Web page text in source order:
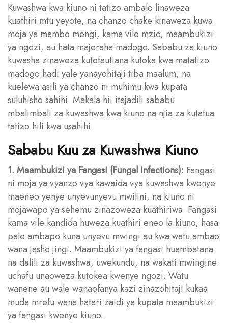
Kuwashwa kwa kiuno ni tatizo ambalo linaweza
kuathiri mtu yeyote, na chanzo chake kinaweza kuwa
moja ya mambo mengi, kama vile mzio, maambukizi
ya ngozi, au hata majeraha madogo. Sababu za kiuno
kuwasha zinaweza kutofautiana kutoka kwa matatizo
madogo hadi yale yanayohitaji tiba maalum, na
kuelewa asili ya chanzo ni muhimu kwa kupata
suluhisho sahihi. Makala hii itajadili sababu
mbalimbali za kuwashwa kwa kiuno na njia za kutatua
tatizo hili kwa usahihi.
Sababu Kuu za Kuwashwa Kiuno
1. Maambukizi ya Fangasi (Fungal Infections): Fangasi
ni moja ya vyanzo vya kawaida vya kuwashwa kwenye
maeneo yenye unyevunyevu mwilini, na kiuno ni
mojawapo ya sehemu zinazoweza kuathiriwa. Fangasi
kama vile kandida huweza kuathiri eneo la kiuno, hasa
pale ambapo kuna unyevu mwingi au kwa watu ambao
wana jasho jingi. Maambukizi ya fangasi huambatana
na dalili za kuwashwa, uwekundu, na wakati mwingine
uchafu unaoweza kutokea kwenye ngozi. Watu
wanene au wale wanaofanya kazi zinazohitaji kukaa
muda mrefu wana hatari zaidi ya kupata maambukizi
ya fangasi kwenye kiuno.